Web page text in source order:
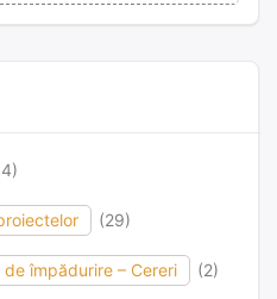
(29)
împădurire – Cereri (2)